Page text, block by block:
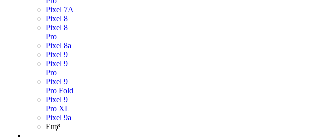
Pixel 7A
Pixel 8
Pixel 8
Pro
Pixel 8a
Pixel 9
Pixel 9
Pro
Pixel 9
Pro Fold
Pixel 9
Pro XL
Pixel 9a
Ещё